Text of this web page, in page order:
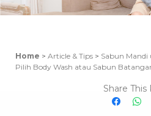
Home > Article & Tips > Sabun Mandi
Pilih Body Wash atau Sabun
Share This